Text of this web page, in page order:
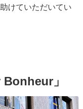
けていただいてい
」